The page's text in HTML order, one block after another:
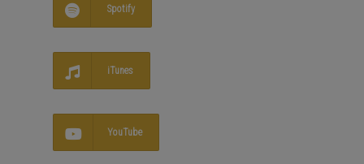
Spotify
iTunes
YouTube